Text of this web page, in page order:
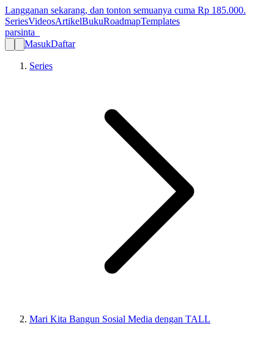
Langganan sekarang, dan tonton semuanya cuma Rp 185.000.
SeriesVideosArtikelBukuRoadmapTemplates
parsinta_
MasukDaftar
Series
Mari Kita Bangun Sosial Media dengan TALL